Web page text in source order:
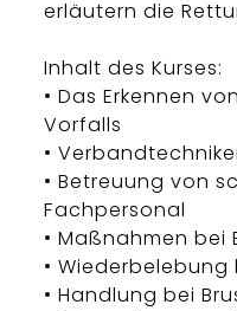
erläutern die
Inhalt des Kurses:
• Das Erkennen
Vorfalls
•
• Betreuung von
Fachpersonal
• Maßnahmen bei
•
• Handlung bei